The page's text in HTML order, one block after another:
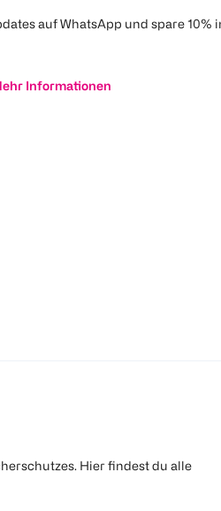
auf WhatsApp und spare 10%
Informationen
Hier findest du alle